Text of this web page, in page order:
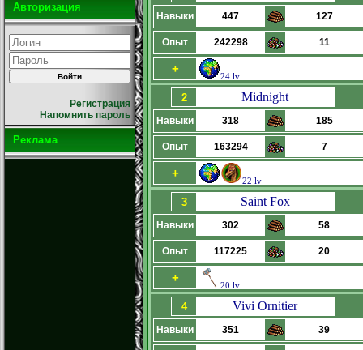
Авторизация
Регистрация
Напомнить пароль
Реклама
Навыки 447 127
Опыт 242298 11
+
24 lv
2 Midnight
Навыки 318 185
Опыт 163294 7
+
22 lv
3 Saint Fox
Навыки 302 58
Опыт 117225 20
+
20 lv
4 Vivi Ornitier
Навыки 351 39